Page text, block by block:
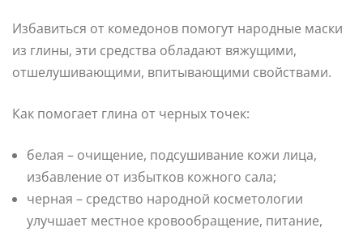
Избавиться от комедонов помогут народные маски
из глины, эти средства обладают вяжущими,
отшелушивающими, впитывающими свойствами.
Как помогает глина от черных точек:
белая – очищение, подсушивание кожи лица,
избавление от избытков кожного сала;
черная – средство народной косметологии
улучшает местное кровообращение, питание,